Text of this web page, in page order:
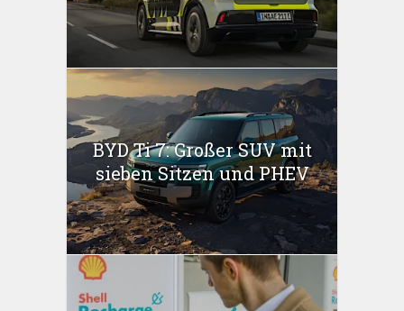
BYD Ti 7: Großer SUV mit
sieben Sitzen und PHEV